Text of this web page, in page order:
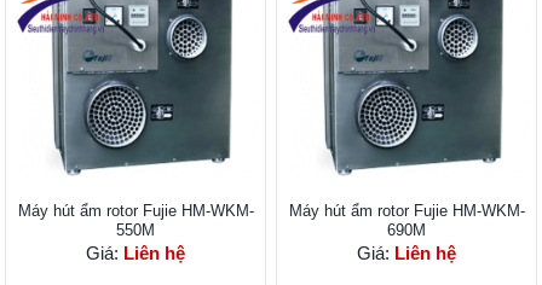
Máy hút ẩm rotor Fujie HM-WKM-
550M
Giá: Liên hệ
Máy hút ẩm rotor Fujie HM-WKM-
690M
Giá: Liên hệ